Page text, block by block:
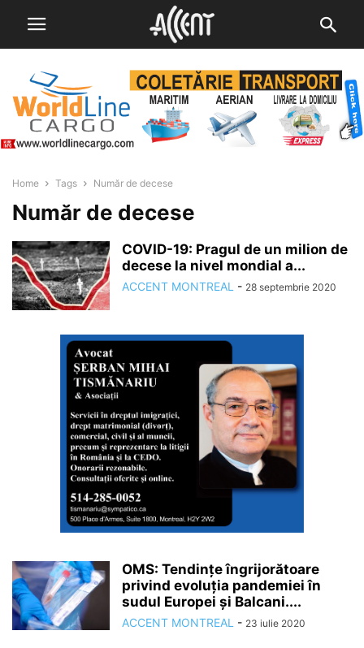
Home Tags Număr de decese
Număr de decese
COVID-19: Pragul de un milion de
decese la nivel mondial a...
ACCENT MONTREAL - 28 septembrie 2020
OMS: Tendințe îngrijorătoare
privind evoluția pandemiei în
sudul Europei și Balcani....
ACCENT MONTREAL - 23 iulie 2020